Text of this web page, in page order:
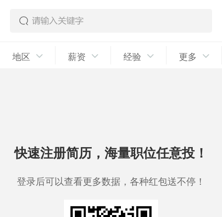
地区 薪资 经验 更多
快速注册简历，海量职位任意投！
登录后可以查看更多数据，各种红包送不停！